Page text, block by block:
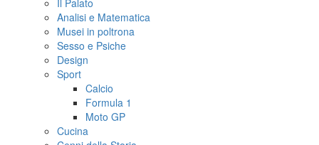
Analisi e Matematica
Musei in poltrona
Sesso e Psiche
Design
Sport
Calcio
Formula 1
Moto GP
Cucina